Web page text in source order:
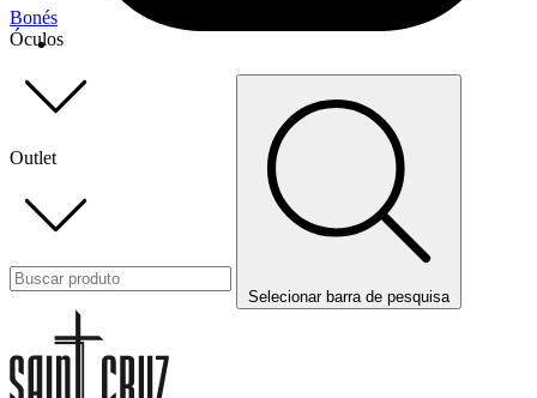
Bonés
Óculos
Outlet
Selecionar barra de pesquisa